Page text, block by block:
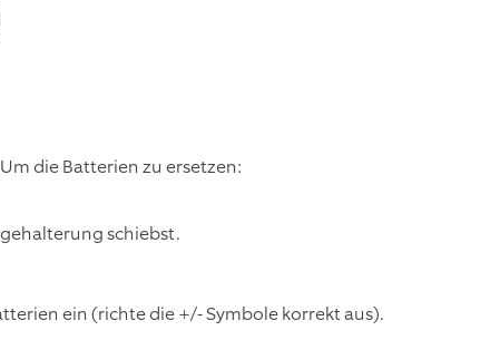
die Batterien zu ersetzen:
schiebst.
ein (richte die +/- Symbole korrekt aus).